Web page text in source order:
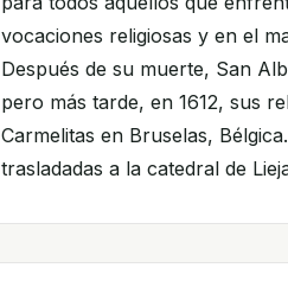
vocaciones religiosas y en el
Después de su muerte, San
pero más tarde, en 1612, sus
Carmelitas en Bruselas,
trasladadas a la catedral de